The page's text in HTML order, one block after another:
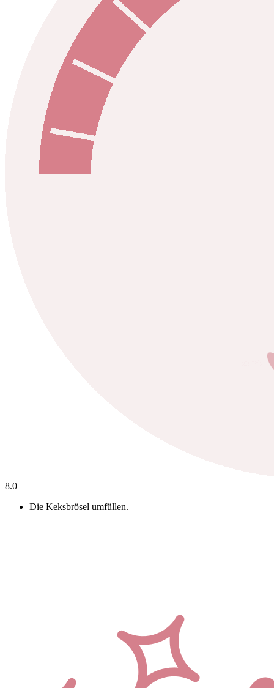
8.0
Die Keksbrösel umfüllen.